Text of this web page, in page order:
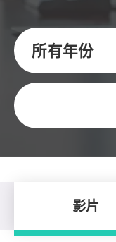
所有年份
關鍵字
影片